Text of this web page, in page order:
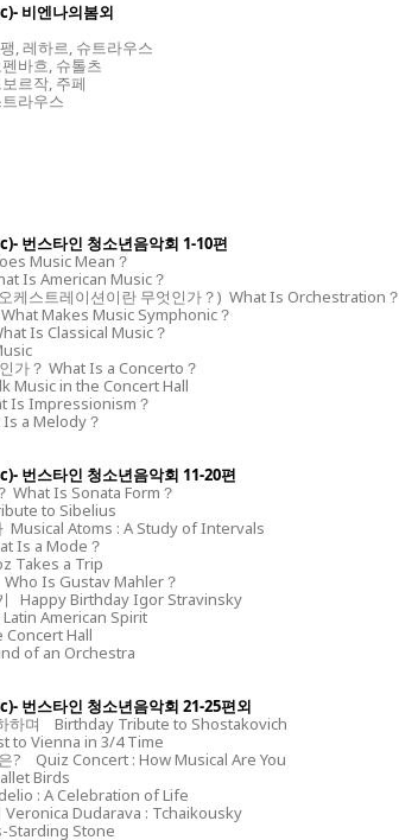
비엔나의봄외
, 레하르, 슈트라우스
바흐, 슈톨츠
르작, 주페
라우스
번스타인 청소년음악회 1-10편
Music Mean？
Is American Music？
케스트레이션이란 무엇인가？) What Is Orchestration？
Makes Music Symphonic？
Is Classical Music？
가？ What Is a Concerto？
Music in the Concert Hall
Is Impressionism？
Is a Melody？
번스타인 청소년음악회 11-20편
What Is Sonata Form？
to Sibelius
Musical Atoms : A Study of Intervals
Is a Mode？
Takes a Trip
Is Gustav Mahler？
Happy Birthday Igor Stravinsky
American Spirit
Concert Hall
of an Orchestra
번스타인 청소년음악회 21-25편외
하며 Birthday Tribute to Shostakovich
to Vienna in 3/4 Time
? Quiz Concert : How Musical Are You
Birds
: A Celebration of Life
Veronica Dudarava : Tchaikousky
Starding Stone